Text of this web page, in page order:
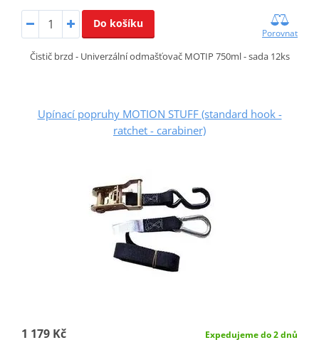
Do košíku
Porovnat
Čistič brzd - Univerzální odmašťovač MOTIP 750ml - sada 12ks
Upínací popruhy MOTION STUFF (standard hook -
ratchet - carabiner)
1 179 Kč Expedujeme do 2 dnů